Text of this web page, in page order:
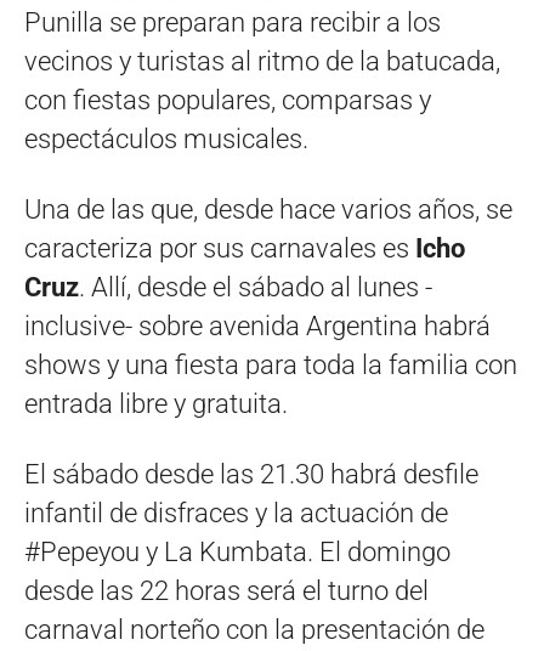
Punilla se preparan para recibir a los
vecinos y turistas al ritmo de la batucada,
con fiestas populares, comparsas y
espectáculos musicales.
Una de las que, desde hace varios años, se
caracteriza por sus carnavales es Icho
Cruz. Allí, desde el sábado al lunes -
inclusive- sobre avenida Argentina habrá
shows y una fiesta para toda la familia con
entrada libre y gratuita.
El sábado desde las 21.30 habrá desfile
infantil de disfraces y la actuación de
#Pepeyou y La Kumbata. El domingo
desde las 22 horas será el turno del
carnaval norteño con la presentación de